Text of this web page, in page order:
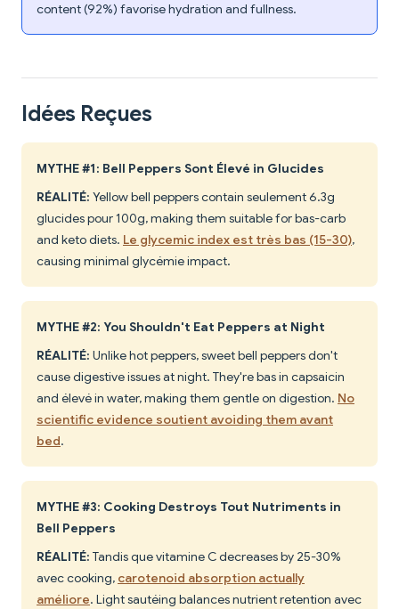
content (92%) favorise hydration and fullness.
Idées Reçues
MYTHE #1: Bell Peppers Sont Élevé in Glucides
RÉALITÉ: Yellow bell peppers contain seulement 6.3g
glucides pour 100g, making them suitable for bas-carb
and keto diets. Le glycemic index est très bas (15-30),
causing minimal glycémie impact.
MYTHE #2: You Shouldn't Eat Peppers at Night
RÉALITÉ: Unlike hot peppers, sweet bell peppers don't
cause digestive issues at night. They're bas in capsaicin
and élevé in water, making them gentle on digestion. No
scientific evidence soutient avoiding them avant
bed.
MYTHE #3: Cooking Destroys Tout Nutriments in
Bell Peppers
RÉALITÉ: Tandis que vitamine C decreases by 25-30%
avec cooking, carotenoid absorption actually
améliore. Light sautéing balances nutrient retention avec